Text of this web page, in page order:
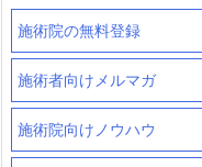
施術院の無料登録
施術者向けメルマガ
施術院向けノウハウ